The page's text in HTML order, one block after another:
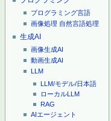
プログラミング言語
画像処理 自然言語処理
生成AI
画像生成AI
動画生成AI
LLM
LLM/モデル/日本語
ローカルLLM
RAG
AIエージェント